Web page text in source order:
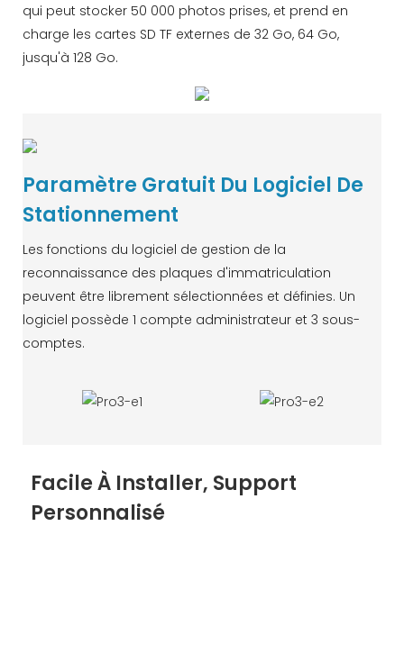
qui peut stocker 50 000 photos prises, et prend en
charge les cartes SD TF externes de 32 Go, 64 Go,
jusqu'à 128 Go.
Paramètre Gratuit Du Logiciel De
Stationnement
Les fonctions du logiciel de gestion de la
reconnaissance des plaques d'immatriculation
peuvent être librement sélectionnées et définies. Un
logiciel possède 1 compte administrateur et 3 sous-
comptes.
Facile À Installer, Support
Personnalisé